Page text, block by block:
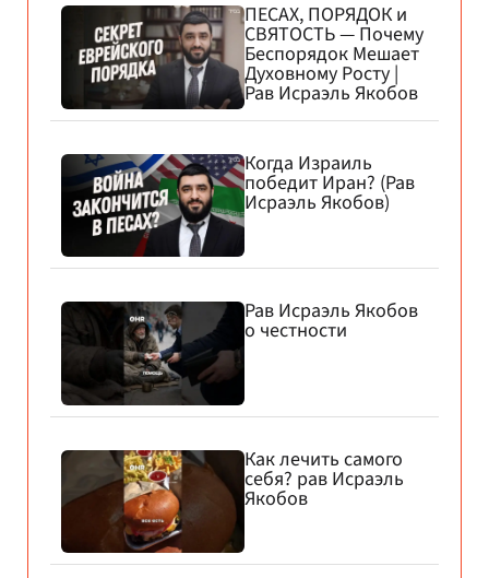
ПЕСАХ, ПОРЯДОК и
СВЯТОСТЬ — Почему
Беспорядок Мешает
Духовному Росту |
Рав Исраэль Якобов
Когда Израиль
победит Иран? (Рав
Исраэль Якобов)
Рав Исраэль Якобов
о честности
Как лечить самого
себя? рав Исраэль
Якобов